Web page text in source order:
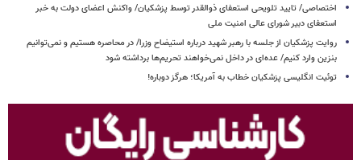
اختصاصی/ تایید تلویحی استعفای ذوالقدر توسط پزشکیان/ واکنش اعضای دولت به خبر
استعفای دبیر شورای عالی امنیت ملی
روایت پزشکیان از جلسه با رهبر شهید درباره استیضاح وزرا/ در محاصره هستیم و نمی‌توانیم
بنزین وارد کنیم/ عده‌ای در داخل نمی‌خواهند تحریم‌ها برداشته شود
توئیت انگلیسی پزشکیان خطاب به آمریکا؛ هرگز دوباره!